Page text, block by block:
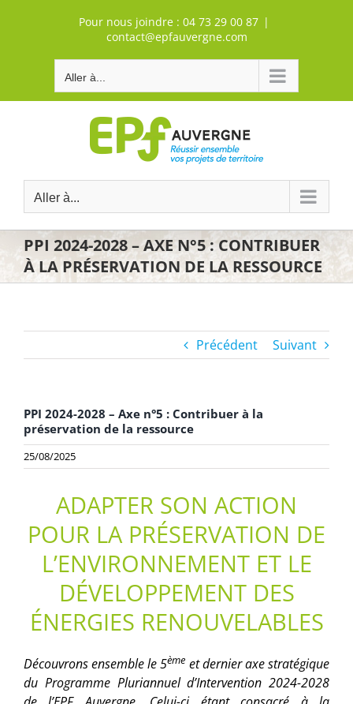
Pour nous joindre : 04 73 29 00 87 |
contact@epfauvergne.com
Aller à...
Aller à...
PPI 2024-2028 – AXE N°5 : CONTRIBUER
À LA PRÉSERVATION DE LA RESSOURCE
Précédent Suivant
PPI 2024-2028 – Axe n°5 : Contribuer à la
préservation de la ressource
25/08/2025
ADAPTER SON ACTION
POUR LA PRÉSERVATION DE
L’ENVIRONNEMENT ET LE
DÉVELOPPEMENT DES
ÉNERGIES RENOUVELABLES
Découvrons ensemble le 5ème et dernier axe stratégique
du Programme Pluriannuel d’Intervention 2024-2028